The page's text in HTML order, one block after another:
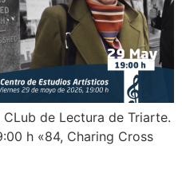
de Lectura de Triarte.
h «84, Charing Cross